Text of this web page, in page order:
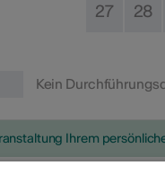
27 28
Kein
Ihrem